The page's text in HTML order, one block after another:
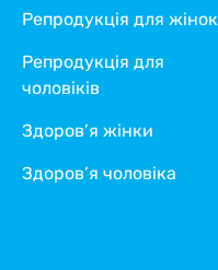
Репродукція для жінок
Репродукція для
чоловіків
Здоров’я жінки
Здоров’я чоловіка